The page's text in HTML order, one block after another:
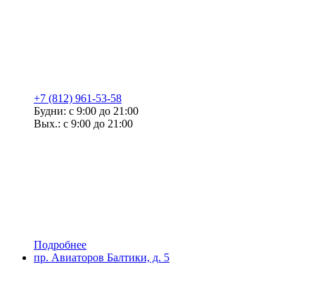
+7 (812) 961-53-58
Будни: с 9:00 до 21:00
Вых.: с 9:00 до 21:00
Подробнее
пр. Авиаторов Балтики, д. 5